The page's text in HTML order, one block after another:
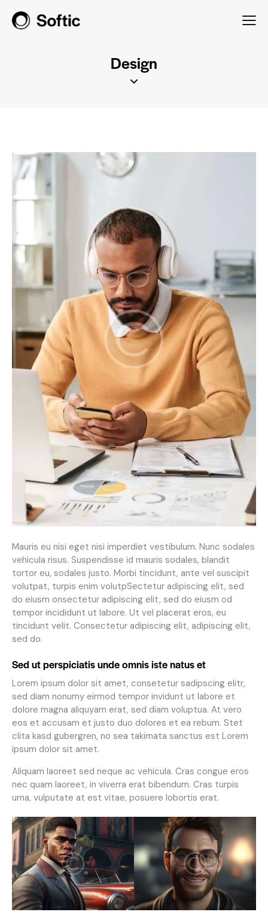
Design
Mauris eu nisi eget nisi imperdiet vestibulum. Nunc sodales
vehicula risus. Suspendisse id mauris sodales, blandit
tortor eu, sodales justo. Morbi tincidunt, ante vel suscipit
volutpat, turpis enim volutpSectetur adipiscing elit, sed
do eiusm onsectetur adipiscing elit, sed do eiusm od
tempor incididunt ut labore. Ut vel placerat eros, eu
tincidunt velit. Consectetur adipiscing elit, adipiscing elit,
sed do.
Sed ut perspiciatis unde omnis iste natus et
Lorem ipsum dolor sit amet, consetetur sadipscing elitr,
sed diam nonumy eirmod tempor invidunt ut labore et
dolore magna aliquyam erat, sed diam voluptua. At vero
eos et accusam et justo duo dolores et ea rebum. Stet
clita kasd gubergren, no sea takimata sanctus est Lorem
ipsum dolor sit amet.
Aliquam laoreet sed neque ac vehicula. Cras congue eros
nec quam laoreet, in viverra erat bibendum. Cras turpis
urna, vulputate at est vitae, posuere lobortis erat.